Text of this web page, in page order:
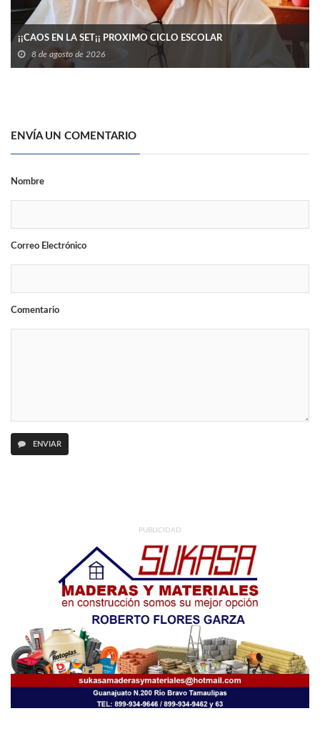
¡¡CAOS EN LA SET¡¡ PROXIMO CICLO ESCOLAR
8 de agosto de 2026
ENVÍA UN COMENTARIO
Nombre
Correo Electrónico
Comentario
ENVIAR
PUBLICIDAD